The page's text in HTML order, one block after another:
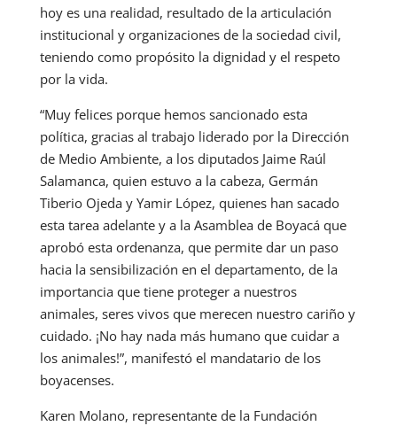
hoy es una realidad, resultado de la articulación
institucional y organizaciones de la sociedad civil,
teniendo como propósito la dignidad y el respeto
por la vida.
“Muy felices porque hemos sancionado esta
política, gracias al trabajo liderado por la Dirección
de Medio Ambiente, a los diputados Jaime Raúl
Salamanca, quien estuvo a la cabeza, Germán
Tiberio Ojeda y Yamir López, quienes han sacado
esta tarea adelante y a la Asamblea de Boyacá que
aprobó esta ordenanza, que permite dar un paso
hacia la sensibilización en el departamento, de la
importancia que tiene proteger a nuestros
animales, seres vivos que merecen nuestro cariño y
cuidado. ¡No hay nada más humano que cuidar a
los animales!”, manifestó el mandatario de los
boyacenses.
Karen Molano, representante de la Fundación